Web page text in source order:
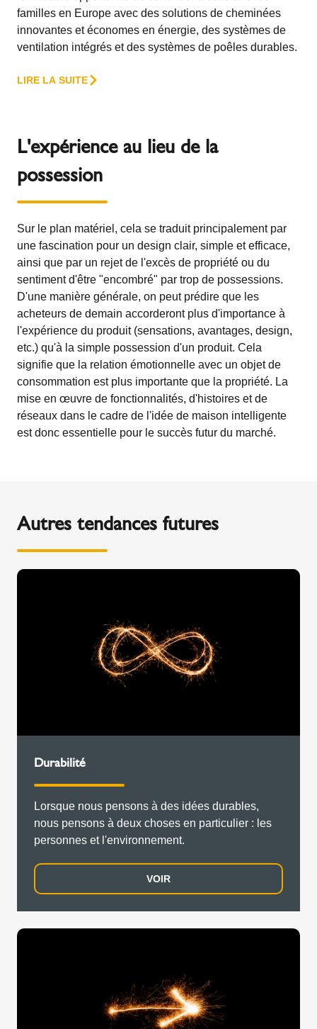
familles en Europe avec des solutions de cheminées
innovantes et économes en énergie, des systèmes de
ventilation intégrés et des systèmes de poêles durables.
LIRE LA SUITE
L'expérience au lieu de la
possession
Sur le plan matériel, cela se traduit principalement par
une fascination pour un design clair, simple et efficace,
ainsi que par un rejet de l'excès de propriété ou du
sentiment d'être "encombré" par trop de possessions.
D'une manière générale, on peut prédire que les
acheteurs de demain accorderont plus d'importance à
l'expérience du produit (sensations, avantages, design,
etc.) qu'à la simple possession d'un produit. Cela
signifie que la relation émotionnelle avec un objet de
consommation est plus importante que la propriété. La
mise en œuvre de fonctionnalités, d'histoires et de
réseaux dans le cadre de l'idée de maison intelligente
est donc essentielle pour le succès futur du marché.
Autres tendances futures
Durabilité
Lorsque nous pensons à des idées durables,
nous pensons à deux choses en particulier : les
personnes et l'environnement.
VOIR